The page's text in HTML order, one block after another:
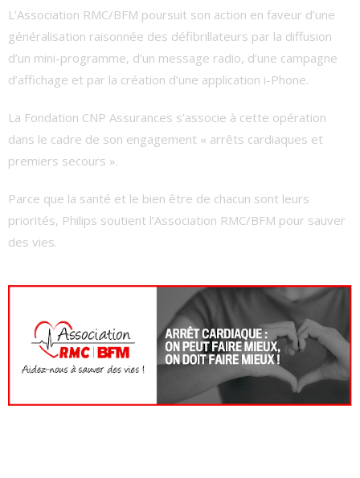
L’Association RMC/BFM poursuit son action en faveur d’une
généralisation raisonnée des défibrillateurs par la diffusion
d’un mini-programme, d’un message radio, d’une campagne
d’affichage et par la création d’une application i-Phone.
La Fondation CNP Assurances s’associe à cette opération
dans le cadre de son engagement « arrêts cardiaques et
premiers secours ».
Parce que la santé et le bien être de chacun sont leurs
priorités, Philips soutient l’Association RMC/BFM pour sauver
des vies.